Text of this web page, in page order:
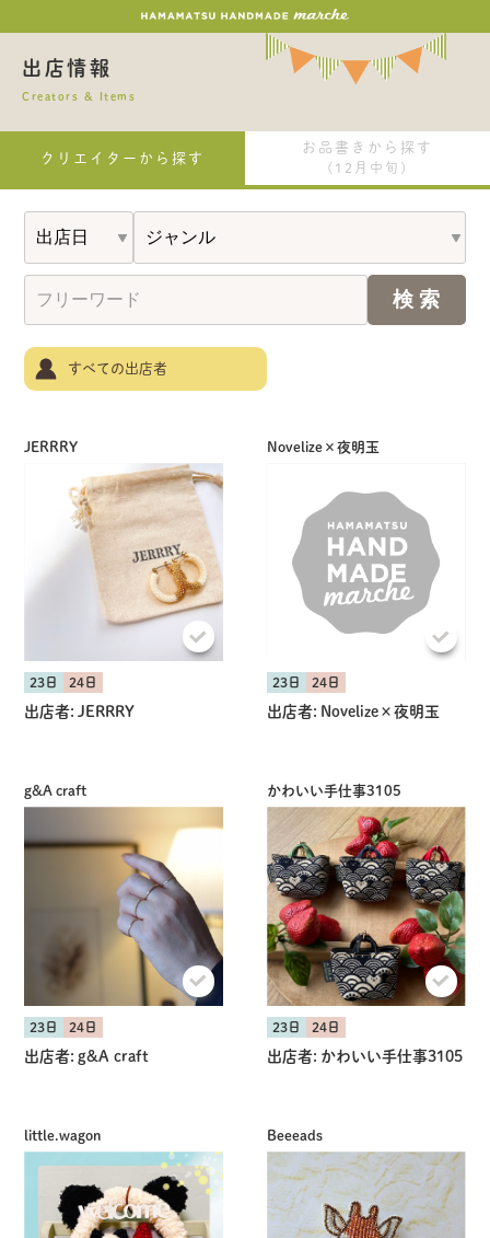
出店情報
Creators & Items
クリエイターから探す
お品書きから探す
(12月中旬)
すべての出店者
JERRRY
23日 24日
出店者: JERRRY
Novelize×夜明玉
23日 24日
出店者: Novelize×夜明玉
g&A craft
23日 24日
出店者: g&A craft
かわいい手仕事3105
23日 24日
出店者: かわいい手仕事3105
little.wagon Beeeads